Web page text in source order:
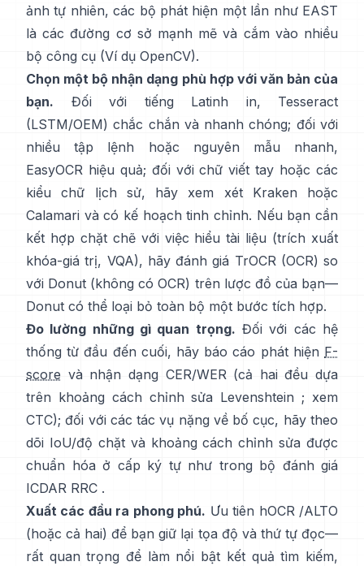
ảnh tự nhiên, các bộ phát hiện một lần như EAST
là các đường cơ sở mạnh mẽ và cắm vào nhiều
bộ công cụ (Ví dụ OpenCV).
Chọn một bộ nhận dạng phù hợp với văn bản của
bạn. Đối với tiếng Latinh in,
Tesseract
(LSTM/OEM) chắc chắn và nhanh chóng; đối với
nhiều tập lệnh hoặc nguyên mẫu nhanh,
EasyOCR hiệu quả; đối với chữ viết tay hoặc các
kiểu chữ lịch sử, hãy xem xét
Kraken
hoặc
Calamari và có kế hoạch tinh chỉnh. Nếu bạn cần
kết hợp chặt chẽ với việc hiểu tài liệu (trích xuất
khóa-giá trị, VQA), hãy đánh giá TrOCR (OCR) so
với Donut (không có OCR) trên lược đồ của bạn—
Donut có thể loại bỏ toàn bộ một bước tích hợp.
Đo lường những gì quan trọng. Đối với các hệ
thống từ đầu đến cuối, hãy báo cáo phát hiện F-
score và nhận dạng CER/WER (cả hai đều dựa
trên khoảng cách chỉnh sửa Levenshtein ; xem
CTC); đối với các tác vụ nặng về bố cục, hãy theo
dõi IoU/độ chặt và khoảng cách chỉnh sửa được
chuẩn hóa ở cấp ký tự như trong bộ đánh giá
ICDAR RRC .
Xuất các đầu ra phong phú. Ưu tiên hOCR /ALTO
(hoặc cả hai) để bạn giữ lại tọa độ và thứ tự đọc—
rất quan trọng để làm nổi bật kết quả tìm kiếm,